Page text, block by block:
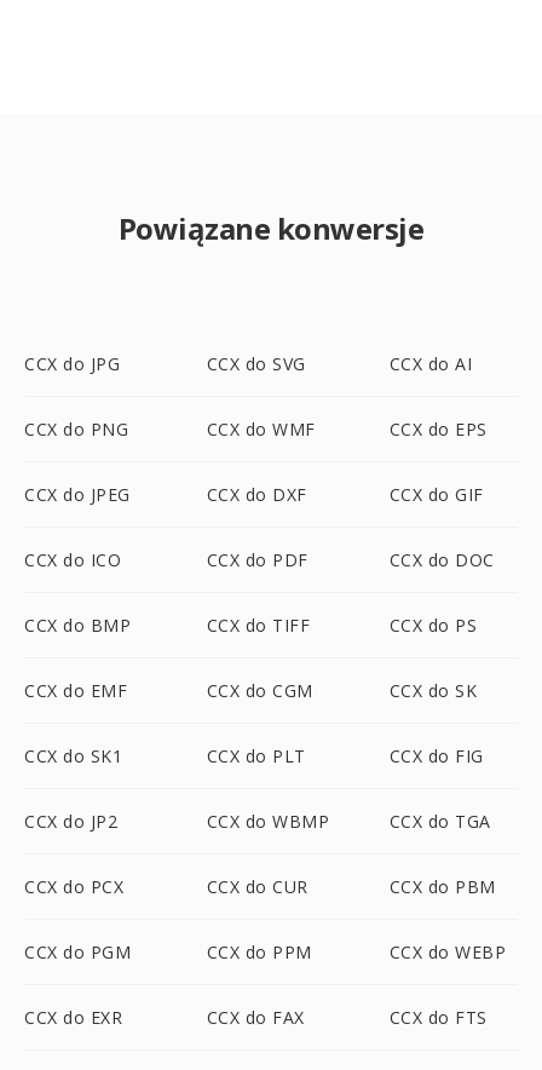
Powiązane konwersje
CCX do JPG CCX do SVG CCX do AI
CCX do PNG CCX do WMF CCX do EPS
CCX do JPEG CCX do DXF CCX do GIF
CCX do ICO CCX do PDF CCX do DOC
CCX do BMP CCX do TIFF CCX do PS
CCX do EMF CCX do CGM CCX do SK
CCX do SK1 CCX do PLT CCX do FIG
CCX do JP2 CCX do WBMP CCX do TGA
CCX do PCX CCX do CUR CCX do PBM
CCX do PGM CCX do PPM CCX do WEBP
CCX do EXR CCX do FAX CCX do FTS